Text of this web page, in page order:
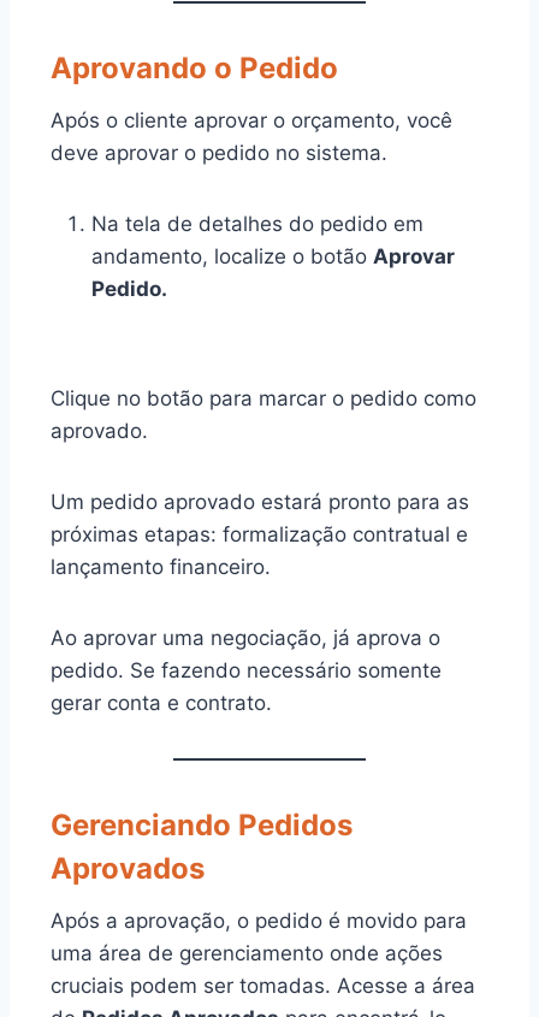
Aprovando o Pedido
Após o cliente aprovar o orçamento, você
deve aprovar o pedido no sistema.
Na tela de detalhes do pedido em
andamento, localize o botão Aprovar
Pedido.
Clique no botão para marcar o pedido como
aprovado.
Um pedido aprovado estará pronto para as
próximas etapas: formalização contratual e
lançamento financeiro.
Ao aprovar uma negociação, já aprova o
pedido. Se fazendo necessário somente
gerar conta e contrato.
Gerenciando Pedidos
Aprovados
Após a aprovação, o pedido é movido para
uma área de gerenciamento onde ações
cruciais podem ser tomadas. Acesse a área